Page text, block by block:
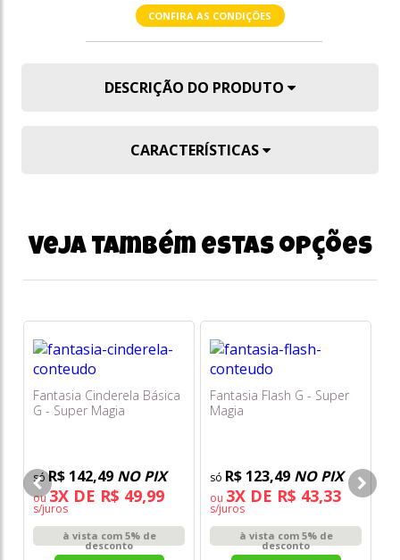
CONFIRA AS CONDIÇÕES
DESCRIÇÃO DO PRODUTO
CARACTERÍSTICAS
Veja também estas opções
Fantasia Cinderela Básica
G - Super Magia
R$ 142,49 NO PIX
ou3X DE R$ 49,99
s/juros
à vista com 5% de
desconto
Fantasia Flash G - Super
Magia
R$ 123,49 NO PIX
ou 3X DE R$ 43,33
s/juros
à vista com 5% de
desconto